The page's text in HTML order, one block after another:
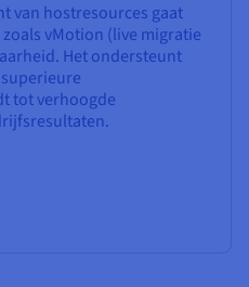
van hostresources gaat
vMotion (live migratie
Het ondersteunt
tot verhoogde